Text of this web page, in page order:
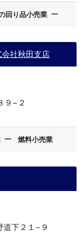
回り品小売業 ー
社秋田支店
９−２
ー 燃料小売業
道下２１−９